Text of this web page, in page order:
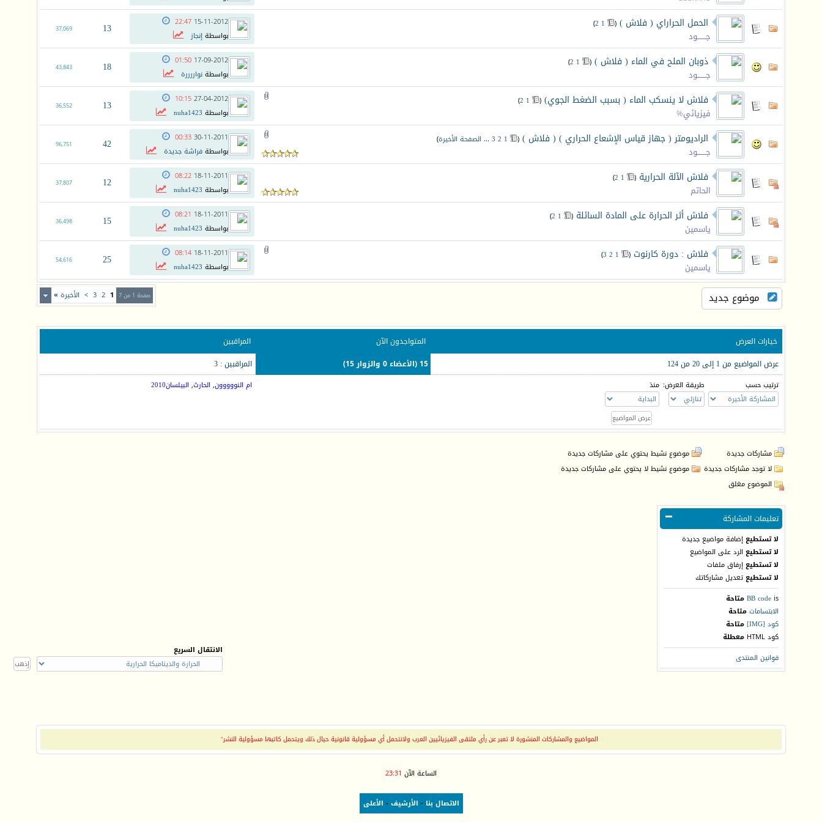
الحمل الحراراي ( فلاش ) (
1
2
)
جـــــــود
15-11-2012
22:47
بواسطةإنجاز 13
37,069
ذوبان الملح في الماء ( فلاش ) (
1
2
)
جـــــــود
17-09-2012
01:50
بواسطةنواررررة 18
43,843
فلاش لا ينسكب الماء ( بسبب الضغط الجوي) (
1
2
)
فيزيائي%
27-04-2012
10:15
بواسطة nuha1423
13
36,552
الراديومتر ( جهاز قياس الإشعاع الحراري ) ( فلاش ) (
1
2
3
... الصفحة الأخيرة)
جـــــــود
30-11-2011
00:33
بواسطةفراشة جديدة 42
96,751
فلاش الآلة الحرارية (
1
2
)
الحاتم
18-11-2011
08:22
بواسطة nuha1423
12
37,807
فلاش أثر الحرارة على المادة السائلة (
1
2
)
ياسمين
18-11-2011
08:21
بواسطة nuha1423
15
36,498
فلاش : دورة كارنوت (
1
2
3
)
ياسمين
18-11-2011
08:14
بواسطة nuha1423
25
54,616
موضوع جديد صفحة 1 من 7 1
2
3
> الأخيرة »
خيارات العرض المتواجدون الآن
المراقبين
عرض المواضيع من 1 إلى 20 من 124
15 (الأعضاء 0 والزوار 15) المراقبين : 3
ترتيب حسب طريقة العرض: منذ ام النووووون, الحارث, البيلسان2010
مشاركات جديدة
موضوع نشيط يحتوي على مشاركات جديدة
لا توجد مشاركات جديدة
موضوع نشيط لا يحتوي على مشاركات جديدة
الموضوع مغلق
تعليمات المشاركة
لا تستطيعإضافة مواضيع جديدة
لا تستطيع الرد على المواضيع
لا تستطيعإرفاق ملفات
لا تستطيعتعديل مشاركاتك
BB code is
متاحة
الابتساماتمتاحة
كود [IMG]
متاحة
كود HTML
معطلة
قوانين المنتدى
الانتقال السريع
المواضيع والمشاركات المنشورة لا تعبر عن رأي ملتقى الفيزيائيين العرب ولانتحمل أي مسؤولية قانونية حيال ذلك ويتحمل كاتبها مسؤولية النشر"
الساعة الآن 23:31
الاتصال بنا - الأرشيف- الأعلى